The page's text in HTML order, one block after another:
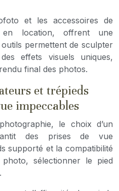
et les accessoires de
en location, offrent une
permettent de sculpter
effets visuels uniques,
final des photos.
et trépieds
impeccables
le choix d’un
des prises de vue
supporté et la compatibilité
sélectionner le pied